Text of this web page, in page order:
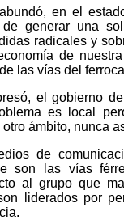
en el
generar una
radicales y
de
las vías del
el gobierno
es local
ámbito, nunca
de
son las vías
al grupo que
liderados por